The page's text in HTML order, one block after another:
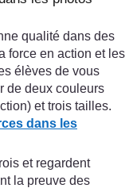
qualité dans des
force en action et les
élèves de vous
de deux couleurs
et trois tailles.
dans les
et regardent
la preuve des